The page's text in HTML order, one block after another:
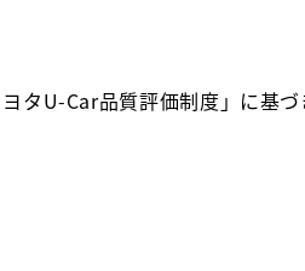
U-Car品質評価制度」に基づ